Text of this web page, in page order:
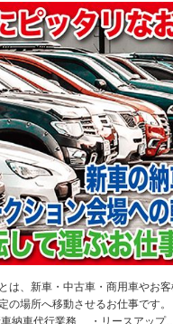
は、新車・中古車・商用車やお
の場所へ移動させるお仕事です
車納車代行業務 ・リースアップ